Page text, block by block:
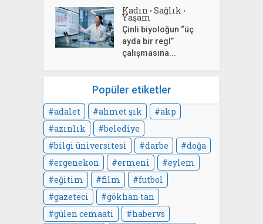
Kadın • Sağlık •
Yaşam
Çinli biyoloğun “üç
ayda bir regl”
çalışmasına...
Popüler etiketler
adalet ahmet şık
akp
azınlık
belediye
bilgi üniversitesi
darbe
doğa
ergenekon
ermeni
eylem
eğitim
film
futbol
gazeteci
gökhan tan
gülen cemaati
habervs